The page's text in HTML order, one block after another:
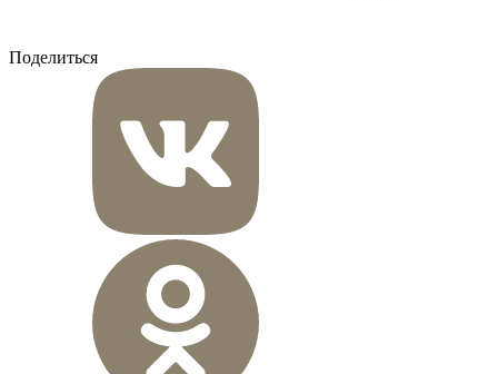
Поделиться